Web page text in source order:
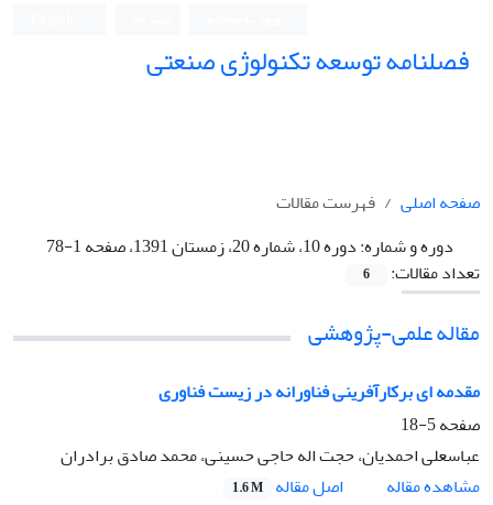
فصلنامه توسعه تکنولوژی صنعتی
صفحه اصلی
فهرست مقالات
دوره و شماره:دوره 10، شماره 20، زمستان 1391، صفحه 1-78
تعداد مقالات:
6
مقاله علمی-پژوهشی
مقدمه ای برکارآفرینی فناورانه در زیست فناوری
صفحه5-18
عباسعلی احمدیان، حجت اله حاجی حسینی، محمد صادق برادران
مشاهده مقاله
اصل مقاله 1.6 M